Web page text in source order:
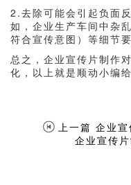
2.去除可能会引起负面
如，企业生产车间中杂
符合宣传意图）等细节
总之，企业宣传片制作
化，以上就是顺动小编
上一篇 企业
企业宣传